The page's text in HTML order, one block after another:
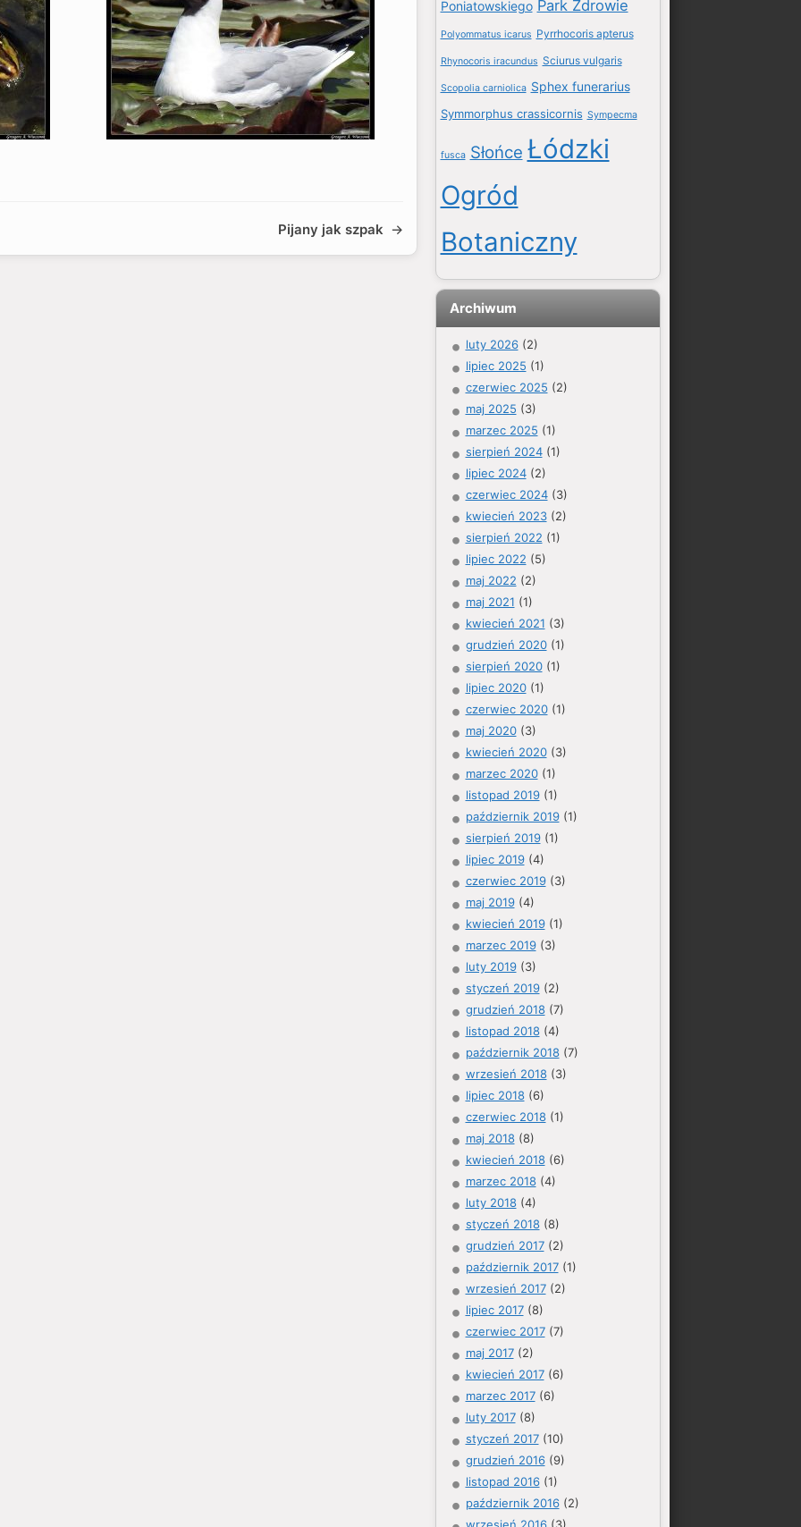
Pijany jak szpak
Poniatowskiego Park Zdrowie
Polyommatus icarus Pyrrhocoris apterus
Rhynocoris iracundus Sciurus vulgaris
Scopolia carniolica Sphex funerarius
Symmorphus crassicornis Sympecma
fusca Słońce Łódzki
Ogród
Botaniczny
Archiwum
luty 2026(2)
lipiec 2025 (1)
czerwiec 2025 (2)
maj 2025 (3)
marzec 2025 (1)
sierpień 2024(1)
lipiec 2024(2)
czerwiec 2024(3)
kwiecień 2023(2)
sierpień 2022 (1)
lipiec 2022 (5)
maj 2022 (2)
maj 2021 (1)
kwiecień 2021 (3)
grudzień 2020(1)
sierpień 2020(1)
lipiec 2020(1)
czerwiec 2020(1)
maj 2020(3)
kwiecień 2020(3)
marzec 2020(1)
listopad 2019(1)
październik 2019(1)
sierpień 2019(1)
lipiec 2019(4)
czerwiec 2019(3)
maj 2019(4)
kwiecień 2019(1)
marzec 2019(3)
luty 2019(3)
styczeń 2019(2)
grudzień 2018(7)
listopad 2018(4)
październik 2018(7)
wrzesień 2018(3)
lipiec 2018(6)
czerwiec 2018(1)
maj 2018(8)
kwiecień 2018(6)
marzec 2018(4)
luty 2018(4)
styczeń 2018(8)
grudzień 2017(2)
październik 2017(1)
wrzesień 2017(2)
lipiec 2017(8)
czerwiec 2017(7)
maj 2017(2)
kwiecień 2017(6)
marzec 2017(6)
luty 2017(8)
styczeń 2017(10)
grudzień 2016(9)
listopad 2016(1)
październik 2016(2)
wrzesień 2016(3)